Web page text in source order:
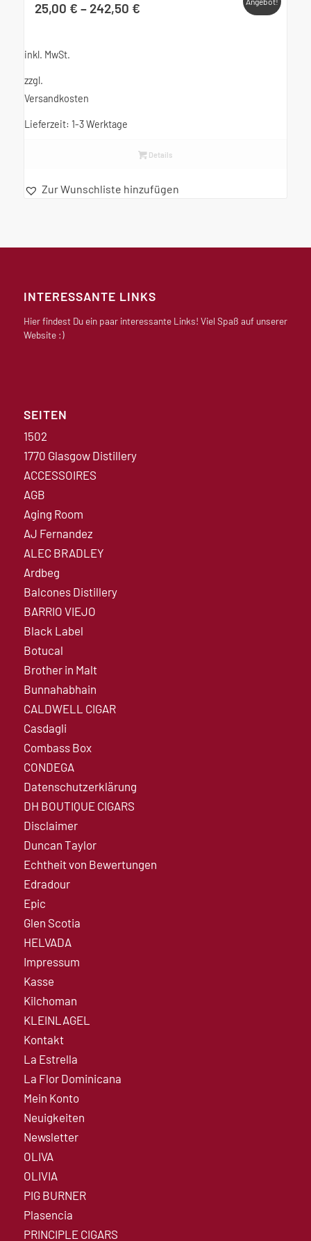
25,00 € – 242,50 €
inkl. MwSt.
zzgl.
Versandkosten
Lieferzeit: 1-3 Werktage
Details
Zur Wunschliste hinzufügen
INTERESSANTE LINKS
Hier findest Du ein paar interessante Links! Viel Spaß auf unserer
Website :)
SEITEN
1502
1770 Glasgow Distillery
ACCESSOIRES
AGB
Aging Room
AJ Fernandez
ALEC BRADLEY
Ardbeg
Balcones Distillery
BARRIO VIEJO
Black Label
Botucal
Brother in Malt
Bunnahabhain
CALDWELL CIGAR
Casdagli
Combass Box
CONDEGA
Datenschutzerklärung
DH BOUTIQUE CIGARS
Disclaimer
Duncan Taylor
Echtheit von Bewertungen
Edradour
Epic
Glen Scotia
HELVADA
Impressum
Kasse
Kilchoman
KLEINLAGEL
Kontakt
La Estrella
La Flor Dominicana
Mein Konto
Neuigkeiten
Newsletter
OLIVA
OLIVIA
PIG BURNER
Plasencia
PRINCIPLE CIGARS